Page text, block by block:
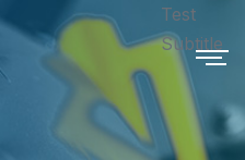
Test
Subtitle